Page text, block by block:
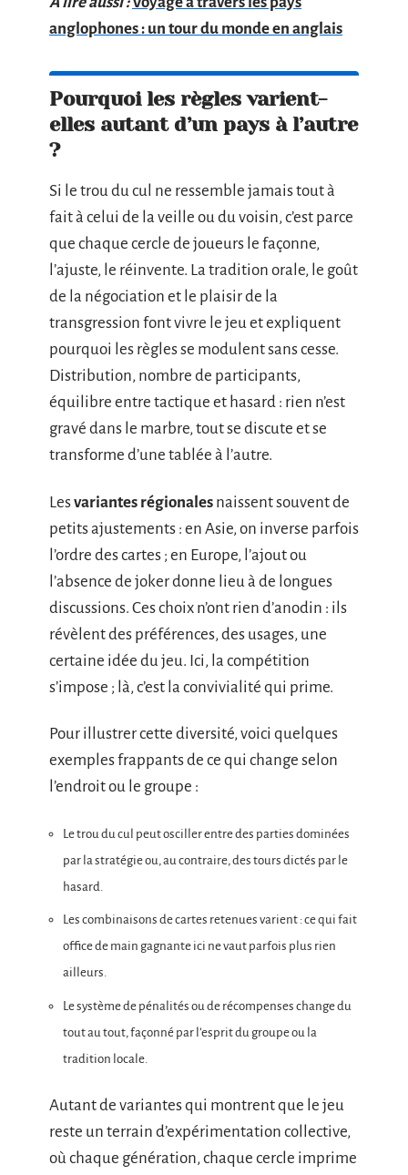
anglophones : un tour du monde en anglais
Pourquoi les règles varient-
elles autant d’un pays à l’autre
?
Si le trou du cul ne ressemble jamais tout à
fait à celui de la veille ou du voisin, c’est parce
que chaque cercle de joueurs le façonne,
l’ajuste, le réinvente. La tradition orale, le goût
de la négociation et le plaisir de la
transgression font vivre le jeu et expliquent
pourquoi les règles se modulent sans cesse.
Distribution, nombre de participants,
équilibre entre tactique et hasard : rien n’est
gravé dans le marbre, tout se discute et se
transforme d’une tablée à l’autre.
Lesvariantes régionales naissent souvent de
petits ajustements : en Asie, on inverse parfois
l’ordre des cartes ; en Europe, l’ajout ou
l’absence de joker donne lieu à de longues
discussions. Ces choix n’ont rien d’anodin : ils
révèlent des préférences, des usages, une
certaine idée du jeu. Ici, la compétition
s’impose ; là, c’est la convivialité qui prime.
Pour illustrer cette diversité, voici quelques
exemples frappants de ce qui change selon
l’endroit ou le groupe :
Le trou du cul peut osciller entre des parties dominées
par la stratégie ou, au contraire, des tours dictés par le
hasard.
Les combinaisons de cartes retenues varient : ce qui fait
office de main gagnante ici ne vaut parfois plus rien
ailleurs.
Le système de pénalités ou de récompenses change du
tout au tout, façonné par l’esprit du groupe ou la
tradition locale.
Autant de variantes qui montrent que le jeu
reste un terrain d’expérimentation collective,
où chaque génération, chaque cercle imprime